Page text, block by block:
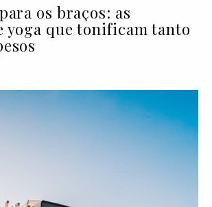
os braços: as
yoga que tonificam tanto